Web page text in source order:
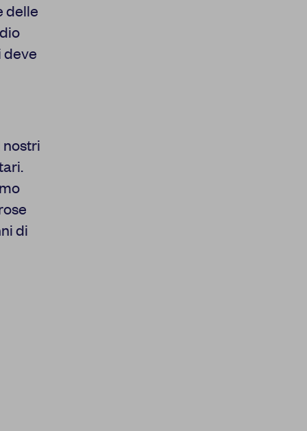
della
di
i nostri servizi e
necessari per il
che il blocco di
delle
deve
nostri
di